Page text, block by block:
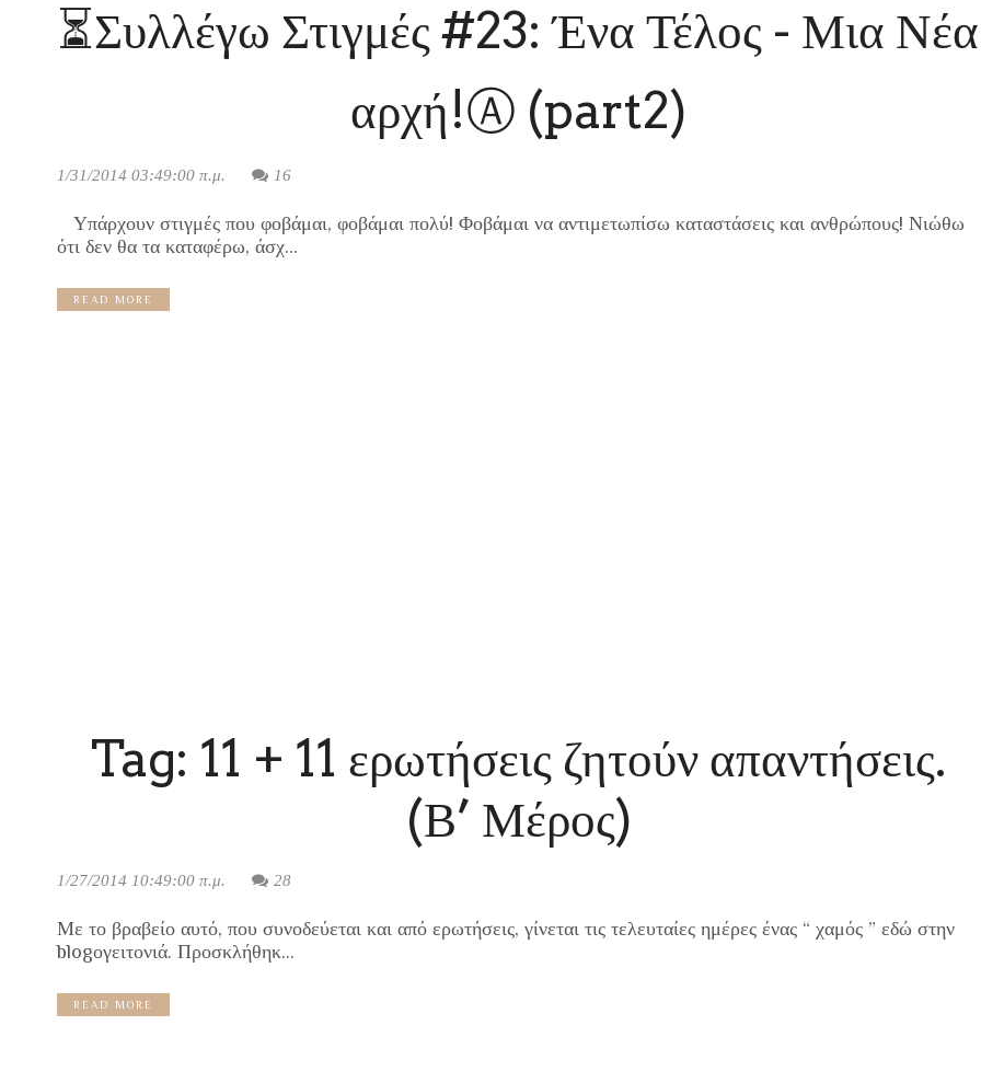
⏳Συλλέγω Στιγμές #23: Ένα Τέλος - Μια Νέα
αρχή!Ⓐ (part2)
1/31/2014 03:49:00 π.μ. 16
Υπάρχουν στιγμές που φοβάμαι, φοβάμαι πολύ! Φοβάμαι να αντιμετωπίσω καταστάσεις και ανθρώπους! Νιώθω
ότι δεν θα τα καταφέρω, άσχ...
READ MORE
Tag: 11 + 11 ερωτήσεις ζητούν απαντήσεις.
(Β’ Μέρος)
1/27/2014 10:49:00 π.μ. 28
Με το βραβείο αυτό, που συνοδεύεται και από ερωτήσεις, γίνεται τις τελευταίες ημέρες ένας “ χαμός ” εδώ στην
blogογειτονιά. Προσκλήθηκ...
READ MORE